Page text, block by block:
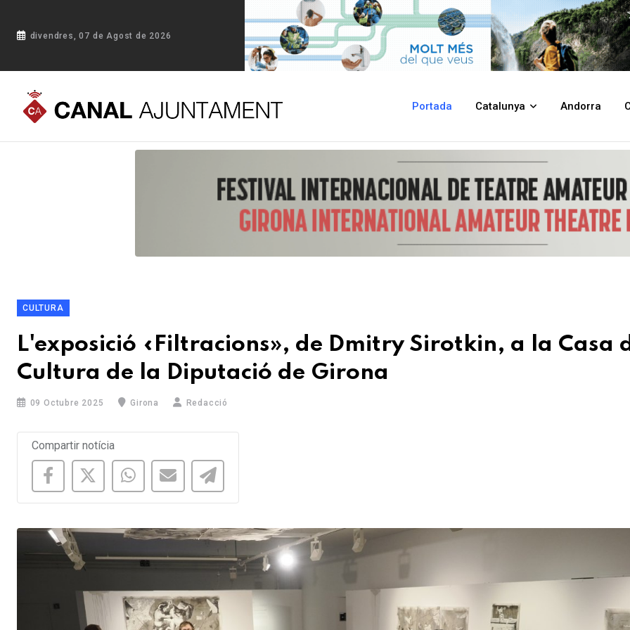
divendres, 07 de Agost de 2026
Portada Catalunya Andorra
Portada Blog L'exposició «Filtracions», de Dmitry Sirotkin, a la Casa de Cultura de la Diputació de Girona
CULTURA
L'exposició «Filtracions», de Dmitry Sirotkin, a la Casa
Cultura de la Diputació de Girona
09 Octubre 2025 Girona Redacció
Compartir notícia